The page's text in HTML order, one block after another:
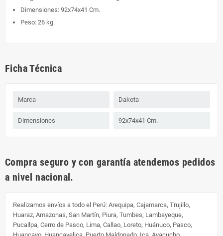
Dimensiones: 92x74x41 Cm.
Peso: 26 kg.
Ficha Técnica
Marca Dakota
Dimensiones 92x74x41 Cm.
Compra seguro y con garantía atendemos pedidos
a nivel nacional.
Realizamos envíos a todo el Perú: Arequipa, Cajamarca, Trujillo,
Huaraz, Amazonas, San Martín, Piura, Tumbes, Lambayeque,
Pucallpa, Cerro de Pasco, Lima, Callao, Loreto, Huánuco, Pasco,